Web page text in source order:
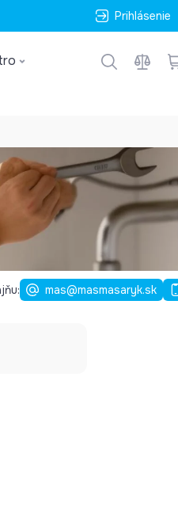
Prihlásenie
mas@masmasaryk.sk